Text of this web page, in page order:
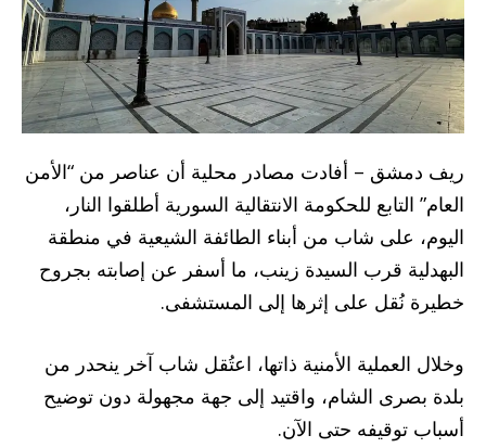
ريف دمشق – أفادت مصادر محلية أن عناصر من “الأمن
العام” التابع للحكومة الانتقالية السورية أطلقوا النار،
اليوم، على شاب من أبناء الطائفة الشيعية في منطقة
البهدلية قرب السيدة زينب، ما أسفر عن إصابته بجروح
خطيرة نُقل على إثرها إلى المستشفى.
وخلال العملية الأمنية ذاتها، اعتُقل شاب آخر ينحدر من
بلدة بصرى الشام، واقتيد إلى جهة مجهولة دون توضيح
أسباب توقيفه حتى الآن.